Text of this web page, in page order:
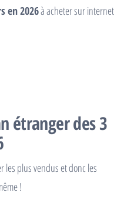
en 2026à acheter sur internet
étranger des 3
les plus vendus et donc les
!